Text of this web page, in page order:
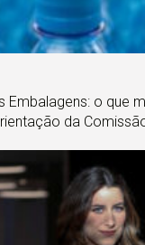
Embalagens: o que
da